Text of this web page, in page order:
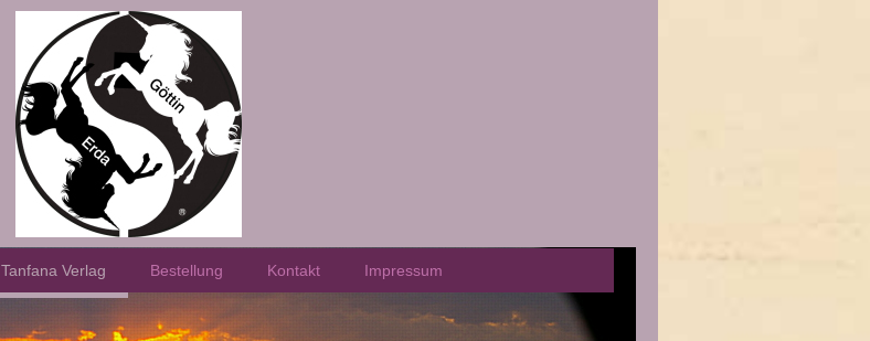
Tanfana Verlag Bestellung Kontakt Impressum